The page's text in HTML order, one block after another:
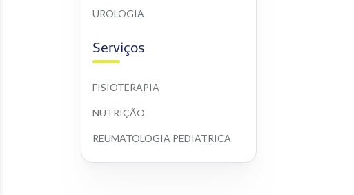
UROLOGIA
Serviços
FISIOTERAPIA
NUTRIÇÃO
REUMATOLOGIA PEDIATRICA